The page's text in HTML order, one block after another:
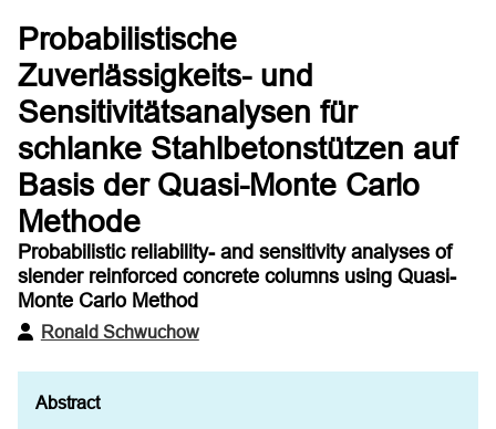
Probabilistische
Zuverlässigkeits- und
Sensitivitätsanalysen für
schlanke Stahlbetonstützen auf
Basis der Quasi-Monte Carlo
Methode
Probabilistic reliability- and sensitivity analyses of
slender reinforced concrete columns using Quasi-
Monte Carlo Method
Ronald Schwuchow